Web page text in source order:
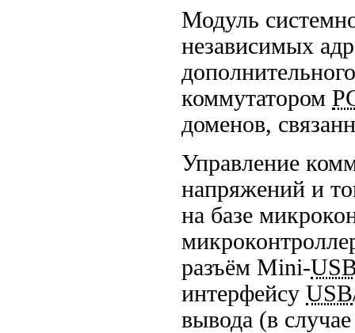
Модуль
независимых
коммутатором
доменов,
Управление
напряжений и
на базе
разъём Mini-
интерфейсу USB
вывода (в